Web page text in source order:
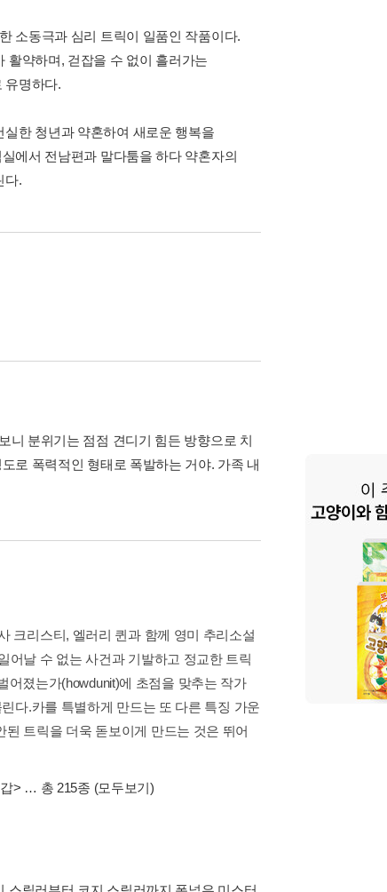
소동극과 심리 트릭이 일품인 작품이다.
활약하며, 걷잡을 수 없이 흘러가는
유명하다.
한 청년과 약혼하여 새로운 행복을
에서 전남편과 말다툼을 하다 약혼자의
다.
니 분위기는 점점 견디기 힘든 방향으로 치
로 폭력적인 형태로 폭발하는 거야. 가족 내
크리스티, 엘러리 퀸과 함께 영미 추리소설
어날 수 없는 사건과 기발하고 정교한 트릭
어졌는가(howdunit)에 초점을 맞추는 작가
다.카를 특별하게 만드는 또 다른 특징 가운
트릭을 더욱 돋보이게 만드는 것은 뛰어
> … 총 215종 (모두보기)